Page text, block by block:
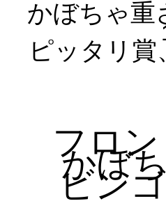
かぼちゃ重
ピッタリ賞
フロ
かぼ
ビン